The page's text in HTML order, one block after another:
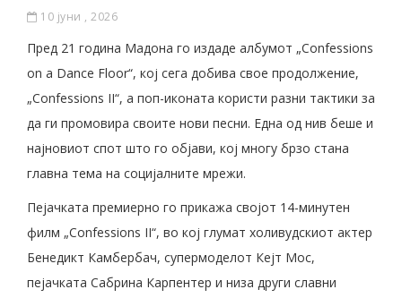
10 јуни , 2026
Пред 21 година Мадона го издаде албумот „Confessions
on a Dance Floor“, кој сега добива свое продолжение,
„Confessions II“, а поп-иконата користи разни тактики за
да ги промовира своите нови песни. Една од нив беше и
најновиот спот што го објави, кој многу брзо стана
главна тема на социјалните мрежи.
Пејачката премиерно го прикажа својот 14-минутен
филм „Confessions II“, во кој глумат холивудскиот актер
Бенедикт Камбербач, супермоделот Кејт Мос,
пејачката Сабрина Карпентер и низа други славни